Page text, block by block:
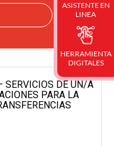
DE UN/A
PARA LA
ASISTENTE EN
LINEA
HERRAMIENTA
DIGITALES